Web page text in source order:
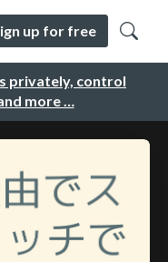
privately, control
more …
up for free